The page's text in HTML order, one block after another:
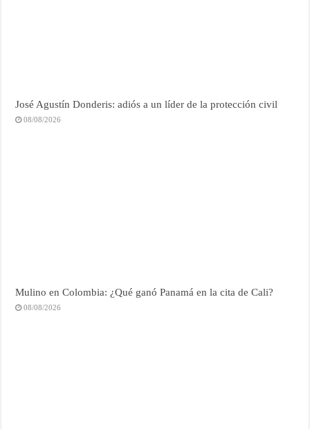
José Agustín Donderis: adiós a un líder de la protección civil
08/08/2026
Mulino en Colombia: ¿Qué ganó Panamá en la cita de Cali?
08/08/2026